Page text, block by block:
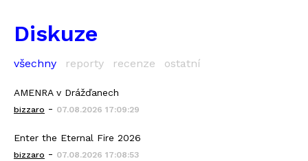
Diskuze
všechny reporty recenze ostatní
AMENRA v Drážďanech
bizzaro - 07.08.2026 17:09:29
Enter the Eternal Fire 2026
bizzaro - 07.08.2026 17:08:53